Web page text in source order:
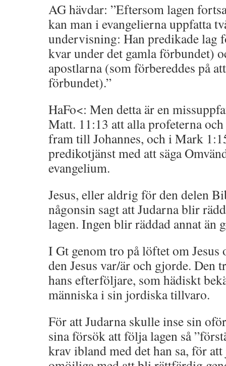
AG hävdar: ”Eftersom lagen
kan man i evangelierna uppfatta
undervisning: Han predikade lag
kvar under det gamla förbundet)
apostlarna (som förbereddes på
förbundet).”
HaFo<: Men detta är en
Matt. 11:13 att alla profeterna
fram till Johannes, och i Mark
predikotjänst med att säga
evangelium.
Jesus, eller aldrig för den delen
någonsin sagt att Judarna blir
lagen. Ingen blir räddad annat än
I Gt genom tro på löftet om
den Jesus var/är och gjorde. Den
hans efterföljare, som hädiskt
människa i sin jordiska tillvaro.
För att Judarna skulle inse sin
sina försök att följa lagen så
krav ibland med det han sa, för